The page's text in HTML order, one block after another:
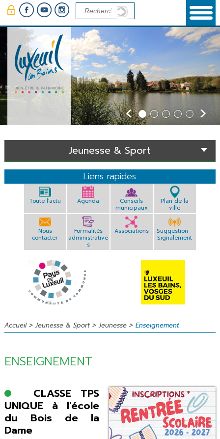
Jeunesse & Sport
Liens rapides
Toute l'actu Agenda
Conseils
municipaux
Plan de la
ville
Nous
contacter
Formalités
administrative
s
Associations
Suggestion -
Signalement
Accueil>Jeunesse & Sport>Jeunesse> Enseignement
ENSEIGNEMENT
CLASSE TPS
UNIQUE à l'école
du Bois de la
Dame
Panneau de gestion des cookies